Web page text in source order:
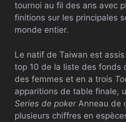
tournoi au fil des ans avec
finitions sur les principales
monde entier.
Le natif de Taiwan est
top 10 de la liste des fonds
des femmes et en a trois
apparitions de table finale,
Series de pokerAnneau de
plusieurs chiffres en